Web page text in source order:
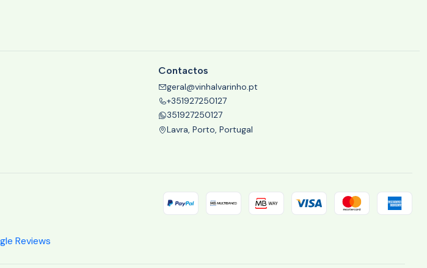
Contactos
geral@vinhalvarinho.pt
+351927250127
351927250127
Lavra, Porto, Portugal